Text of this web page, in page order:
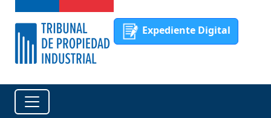
Expediente Digital